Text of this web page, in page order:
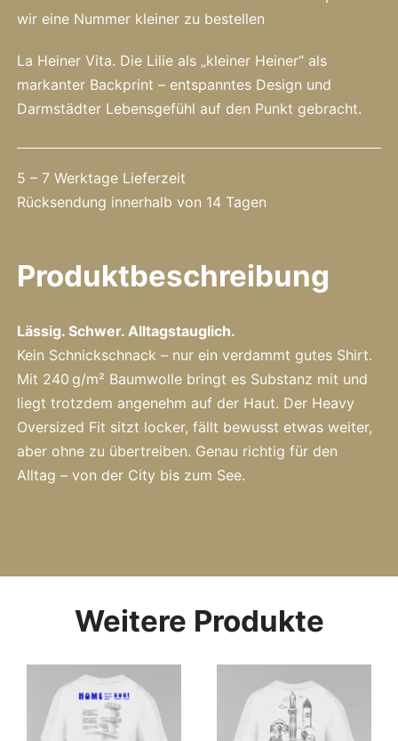
wir eine Nummer kleiner zu bestellen
La Heiner Vita. Die Lilie als „kleiner Heiner“ als
markanter Backprint – entspanntes Design und
Darmstädter Lebensgefühl auf den Punkt gebracht.
5 – 7 Werktage Lieferzeit
Rücksendung innerhalb von 14 Tagen
Produktbeschreibung
Lässig. Schwer. Alltagstauglich.
Kein Schnickschnack – nur ein verdammt gutes Shirt.
Mit 240 g/m² Baumwolle bringt es Substanz mit und
liegt trotzdem angenehm auf der Haut. Der Heavy
Oversized Fit sitzt locker, fällt bewusst etwas weiter,
aber ohne zu übertreiben. Genau richtig für den
Alltag – von der City bis zum See.
Weitere Produkte